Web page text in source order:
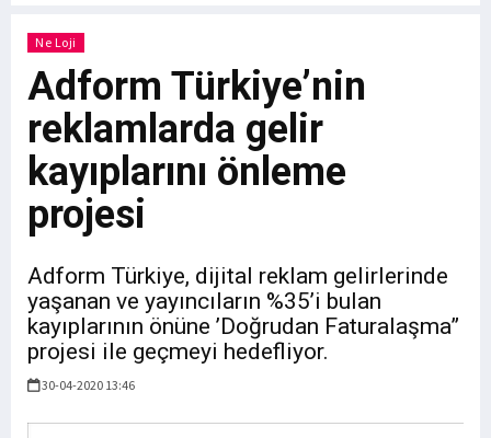
Ne Loji
Adform Türkiye’nin
reklamlarda gelir
kayıplarını önleme
projesi
Adform Türkiye, dijital reklam gelirlerinde
yaşanan ve yayıncıların %35’i bulan
kayıplarının önüne ’Doğrudan Faturalaşma”
projesi ile geçmeyi hedefliyor.
30-04-2020 13:46